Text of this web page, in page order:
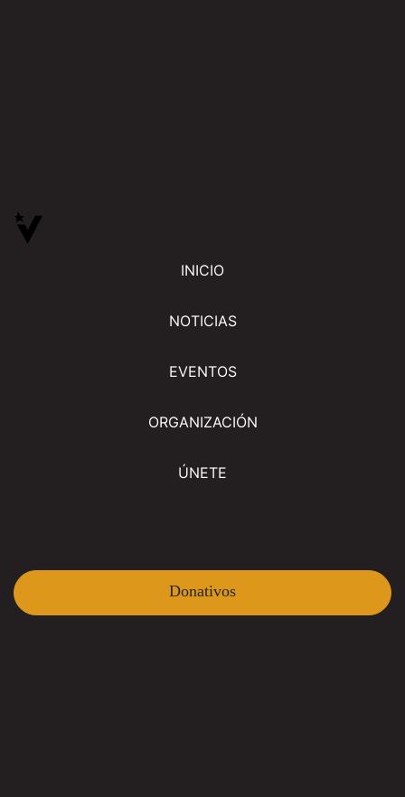
INICIO
NOTICIAS
EVENTOS
ORGANIZACIÓN
ÚNETE
Donativos